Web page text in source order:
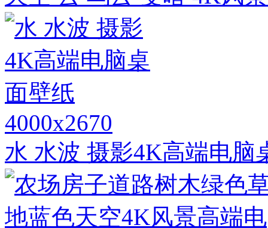
4000x2670
水 水波 摄影4K高端电脑